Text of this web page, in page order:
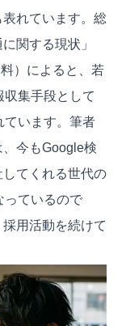
れています。 総
関する現状」
） によると、若
集手段として
ています。筆者
今もGoogle検
てくれる世代の
っているので
用活動を続けて